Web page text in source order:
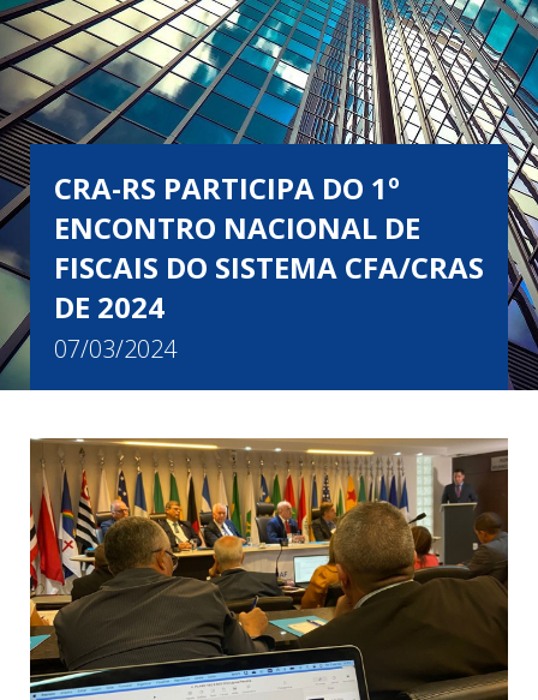
CRA-RS PARTICIPA DO 1º
ENCONTRO NACIONAL DE
FISCAIS DO SISTEMA CFA/CRAS
DE 2024
07/03/2024